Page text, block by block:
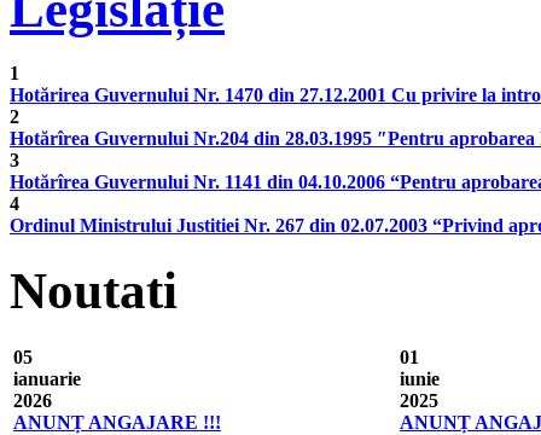
1
Hotărirea Guvernului Nr. 1470 din 27.12.2001 Cu privire la
2
Hotărîrea Guvernului Nr.204 din 28.03.1995 ″Pentru
3
Hotărîrea Guvernului Nr. 1141 din 04.10.2006 “Pentru
4
Ordinul Ministrului Justitiei Nr. 267 din 02.07.2003 “Privind
Noutati
05
ianuarie
2026
ANUNȚ ANGAJARE !!!
01
iunie
2025
ANUNȚ